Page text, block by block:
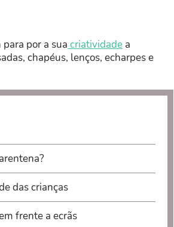
por a sua criatividade a
chapéus, lenços, echarpes e
das crianças
frente a ecrãs